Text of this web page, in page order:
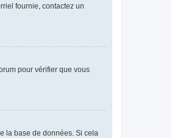
fournie, contactez un
pour vérifier que vous
la base de données. Si cela